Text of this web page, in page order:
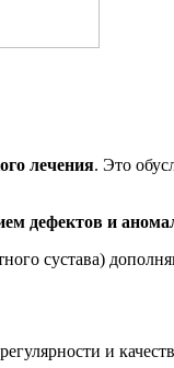
лечения. Это
дефектов и
сустава)
и